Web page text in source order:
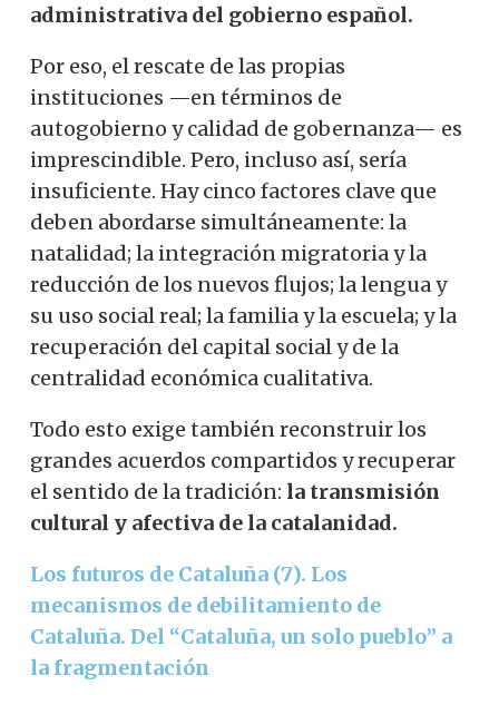
administrativa del gobierno español.
Por eso, el rescate de las propias
instituciones —en términos de
autogobierno y calidad de gobernanza— es
imprescindible. Pero, incluso así, sería
insuficiente. Hay cinco factores clave que
deben abordarse simultáneamente: la
natalidad; la integración migratoria y la
reducción de los nuevos flujos; la lengua y
su uso social real; la familia y la escuela; y la
recuperación del capital social y de la
centralidad económica cualitativa.
Todo esto exige también reconstruir los
grandes acuerdos compartidos y recuperar
el sentido de la tradición: la transmisión
cultural y afectiva de la catalanidad.
Los futuros de Cataluña (7). Los
mecanismos de debilitamiento de
Cataluña. Del “Cataluña, un solo pueblo” a
la fragmentación